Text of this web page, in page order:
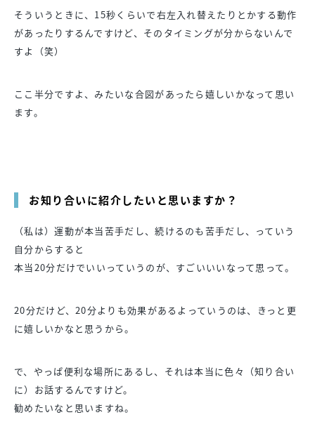
そういうときに、15秒くらいで右左入れ替えたりとかする動作
があったりするんですけど、そのタイミングが分からないんで
すよ（笑）
ここ半分ですよ、みたいな合図があったら嬉しいかなって思い
ます。
お知り合いに紹介したいと思いますか？
（私は）運動が本当苦手だし、続けるのも苦手だし、っていう
自分からすると
本当20分だけでいいっていうのが、すごいいいなって思って。
20分だけど、20分よりも効果があるよっていうのは、きっと更
に嬉しいかなと思うから。
で、やっぱ便利な場所にあるし、それは本当に色々（知り合い
に）お話するんですけど。
勧めたいなと思いますね。